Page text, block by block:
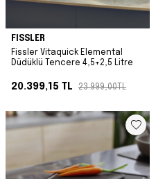
FISSLER
Fissler Vitaquick Elemental
Düdüklü Tencere 4,5+2,5 Litre
20.399,15 TL 23.999,00TL